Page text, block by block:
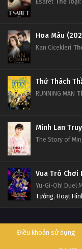
Hoa Máu
Kan Cicekleri
Thử Thách
RUNNING MAN
Minh Lan
The Story of
Yu-Gi-Oh! Duel
Tưởng, Hoạt
Điều khoản sử dụng